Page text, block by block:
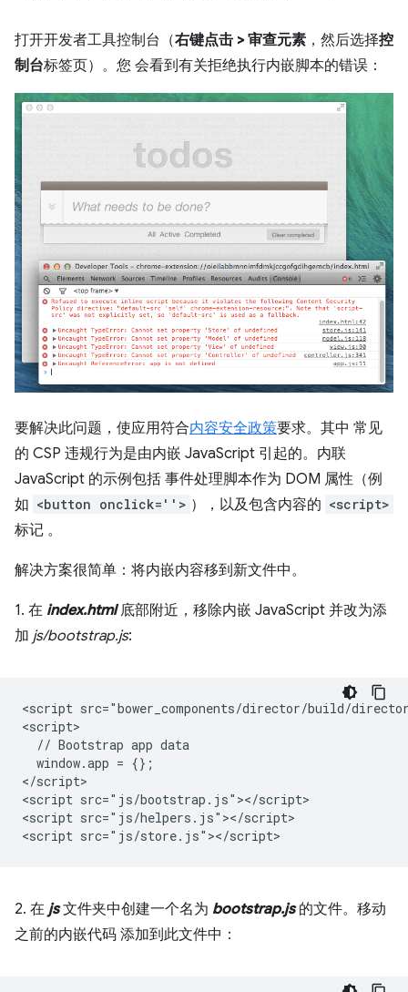
打开开发者工具控制台（右键点击 > 审查元素 ，然后选择控
制台标签页）。您 会看到有关拒绝执行内嵌脚本的错误：
要解决此问题，使应用符合内容安全政策要求。其中 常见
的 CSP 违规行为是由内嵌 JavaScript 引起的。内联
JavaScript 的示例包括 事件处理脚本作为 DOM 属性（例
如 <button onclick=''> ），以及包含内容的 <script>
标记 。
解决方案很简单：将内嵌内容移到新文件中。
1. 在 index.html底部附近，移除内嵌 JavaScript 并改为添
加 js/bootstrap.js:
<script src="bower_components/director/build/
<script>
  // Bootstrap app data
  window.app = {};
</script>
<script src="js/bootstrap.js"></script>
<script src="js/helpers.js"></script>
2. 在 js文件夹中创建一个名为 bootstrap.js的文件。移动
之前的内嵌代码 添加到此文件中：